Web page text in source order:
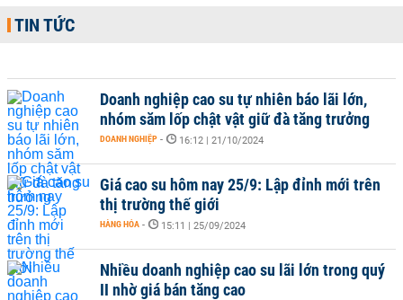
TIN TỨC
Doanh nghiệp cao su tự nhiên báo lãi lớn,
nhóm săm lốp chật vật giữ đà tăng trưởng
DOANH NGHIỆP - 16:12 | 21/10/2024
Giá cao su hôm nay 25/9: Lập đỉnh mới trên
thị trường thế giới
HÀNG HÓA - 15:11 | 25/09/2024
Nhiều doanh nghiệp cao su lãi lớn trong quý
II nhờ giá bán tăng cao